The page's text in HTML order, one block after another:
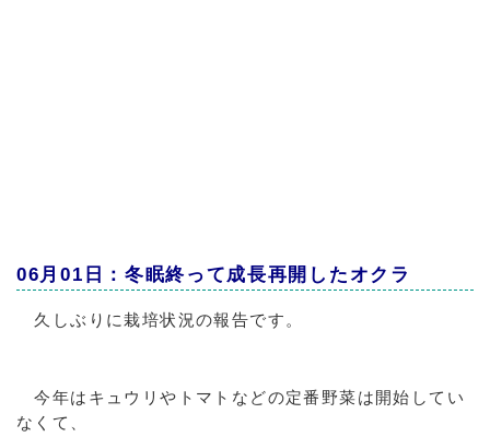
06月01日：冬眠終って成長再開したオクラ
久しぶりに栽培状況の報告です。
今年はキュウリやトマトなどの定番野菜は開始してい
なくて、